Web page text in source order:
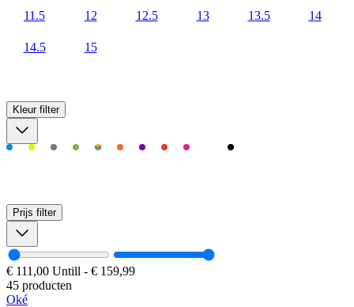
11.5 12 12.5 13 13.5 14
14.5 15
Kleur filter
Prijs filter
€ 111,00 Untill - € 159,99
45 producten
Oké